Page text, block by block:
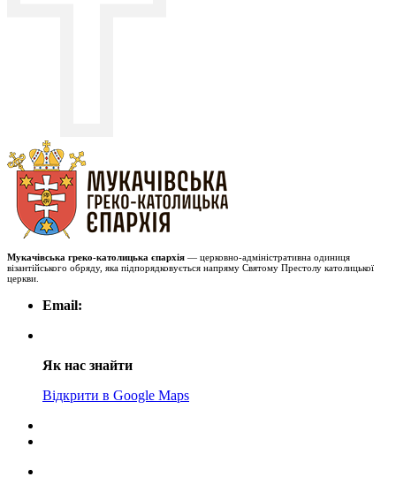
Мукачівська греко-католицька єпархія — церковно-адміністративна одиниця
візантійського обряду, яка підпорядковується напряму Святому Престолу католицької
церкви.
Email:
Як нас знайти
Відкрити в Google Maps